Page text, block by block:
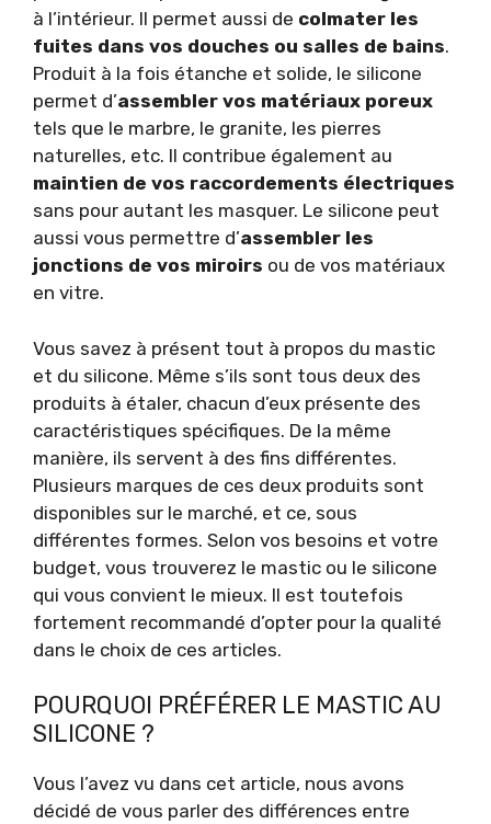
à l’intérieur. Il permet aussi de colmater les
fuites dans vos douches ou salles de bains.
Produit à la fois étanche et solide, le silicone
permet d’assembler vos matériaux poreux
tels que le marbre, le granite, les pierres
naturelles, etc. Il contribue également au
maintien de vos raccordements électriques
sans pour autant les masquer. Le silicone peut
aussi vous permettre d’assembler les
jonctions de vos miroirs ou de vos matériaux
en vitre.
Vous savez à présent tout à propos du mastic
et du silicone. Même s’ils sont tous deux des
produits à étaler, chacun d’eux présente des
caractéristiques spécifiques. De la même
manière, ils servent à des fins différentes.
Plusieurs marques de ces deux produits sont
disponibles sur le marché, et ce, sous
différentes formes. Selon vos besoins et votre
budget, vous trouverez le mastic ou le silicone
qui vous convient le mieux. Il est toutefois
fortement recommandé d’opter pour la qualité
dans le choix de ces articles.
POURQUOI PRÉFÉRER LE MASTIC AU
SILICONE ?
Vous l’avez vu dans cet article, nous avons
décidé de vous parler des différences entre